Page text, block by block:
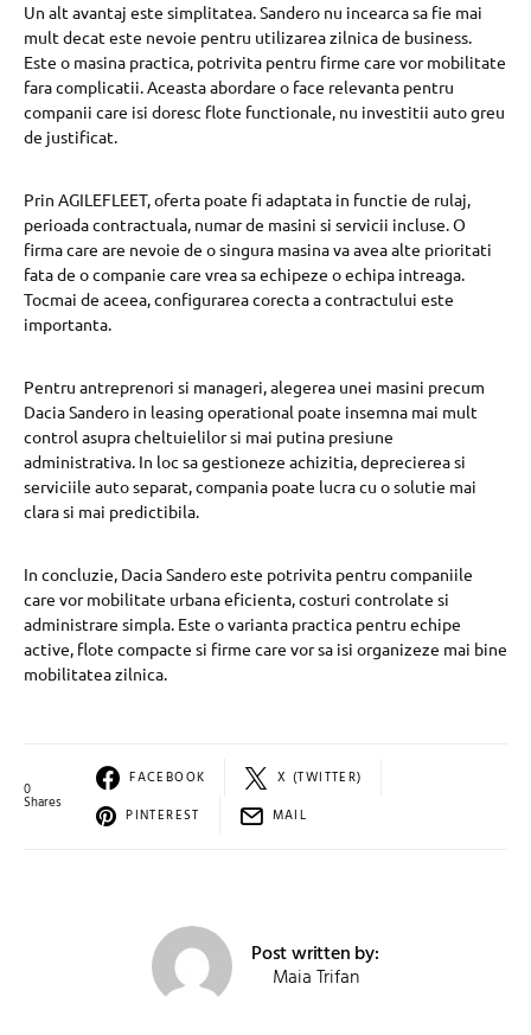
Un alt avantaj este simplitatea. Sandero nu incearca sa fie mai
mult decat este nevoie pentru utilizarea zilnica de business.
Este o masina practica, potrivita pentru firme care vor mobilitate
fara complicatii. Aceasta abordare o face relevanta pentru
companii care isi doresc flote functionale, nu investitii auto greu
de justificat.
Prin AGILEFLEET, oferta poate fi adaptata in functie de rulaj,
perioada contractuala, numar de masini si servicii incluse. O
firma care are nevoie de o singura masina va avea alte prioritati
fata de o companie care vrea sa echipeze o echipa intreaga.
Tocmai de aceea, configurarea corecta a contractului este
importanta.
Pentru antreprenori si manageri, alegerea unei masini precum
Dacia Sandero in leasing operational poate insemna mai mult
control asupra cheltuielilor si mai putina presiune
administrativa. In loc sa gestioneze achizitia, deprecierea si
serviciile auto separat, compania poate lucra cu o solutie mai
clara si mai predictibila.
In concluzie, Dacia Sandero este potrivita pentru companiile
care vor mobilitate urbana eficienta, costuri controlate si
administrare simpla. Este o varianta practica pentru echipe
active, flote compacte si firme care vor sa isi organizeze mai bine
mobilitatea zilnica.
0
Shares
FACEBOOK
X (TWITTER)
PINTEREST
MAIL
Post written by:
Maia Trifan